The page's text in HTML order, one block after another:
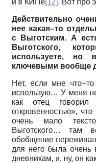
Действительно
нее какая–то
с Выготским. А
Выготского,
используете, но
ключевыми вообще
Нет, если мне
использую… У меня
как отец говорил
откровенностью»,
очень мало
Выготского… там
обобщение
для него была очень
дневникам, и, ну, он